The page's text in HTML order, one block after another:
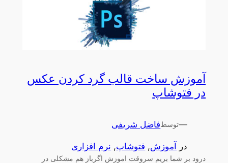
آموزش ساخت قالب گرد کردن عکس
در فتوشاپ
—توسطفاضل شریفی
در آموزش, فتوشاپ, نرم افزاری
درود بر شما بریم سروقت اموزش اگرباز هم مشکلی در